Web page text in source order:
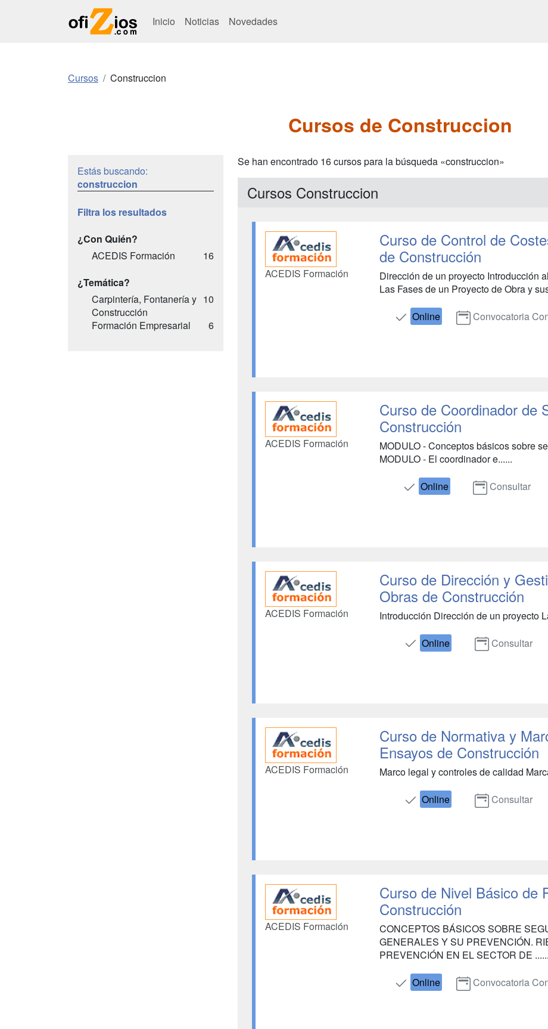
Inicio Noticias Novedades
Cursos Construccion
Cursos de Construccion
Estás buscando:
construccion
Filtra los resultados
¿Con Quién?
ACEDIS Formación
16
¿Temática?
Carpintería, Fontanería y
Construcción
10
Formación Empresarial
6
Se han encontrado 16 cursos para la búsqueda «construccion»
Cursos Construccion
ACEDIS Formación
Curso de Control de
de Construcción
Dirección de un proyecto Introducción
Las Fases de un Proyecto de Obra y
Online
Convocatoria
ACEDIS Formación
Curso de Coordinador de
Construcción
MODULO - Conceptos básicos sobre
MODULO - El coordinador e......
Online
Consultar
ACEDIS Formación
Curso de Dirección y
Obras de Construcción
Introducción Dirección de un proyecto
Online
Consultar
ACEDIS Formación
Curso de Normativa y
Ensayos de Construcción
Marco legal y controles de calidad
Online
Consultar
ACEDIS Formación
Curso de Nivel Básico de
Construcción
CONCEPTOS BÁSICOS SOBRE
GENERALES Y SU PREVENCIÓN.
PREVENCIÓN EN EL SECTOR DE ......
Online
Convocatoria